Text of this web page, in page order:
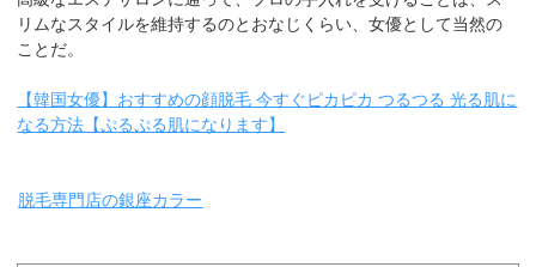
リムなスタイルを維持するのとおなじくらい、女優として当然の
ことだ。
【韓国女優】おすすめの顔脱毛 今すぐピカピカ つるつる 光る肌に
なる方法【ぷるぷる肌になります】
脱毛専門店の銀座カラー